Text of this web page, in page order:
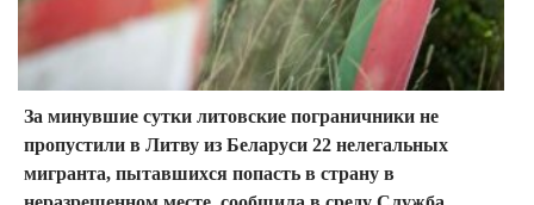
За минувшие сутки литовские пограничники не
пропустили в Литву из Беларуси 22 нелегальных
мигранта, пытавшихся попасть в страну в